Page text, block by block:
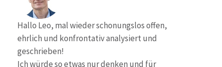
Hallo Leo, mal wieder schonungslos offen,
ehrlich und konfrontativ analysiert und
geschrieben!
Ich würde so etwas nur denken und für